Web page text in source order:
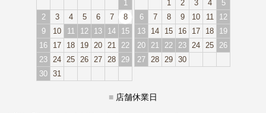
1
2
3 4 5 6 7
8
9
10 11 12 13 14
15
16
17 18 19 20 21
22
23 24 25 26 27 28
29
30 31
1
2 3 4
5
6
7 8 9 10 11
12
13
14 15 16 17 18
19
20
21 22 23 24 25
26
27 28 29 30
■ 店舗休業日